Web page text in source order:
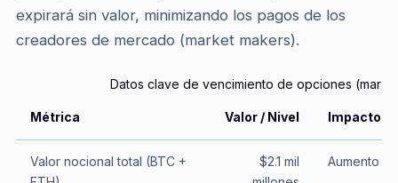
expirará sin valor, minimizando los pagos de los
creadores de mercado (market makers).
Datos clave de vencimiento de opciones
Métrica Valor / Nivel Impacto
Valor nocional total (BTC +
$2.1 mil
Aumento